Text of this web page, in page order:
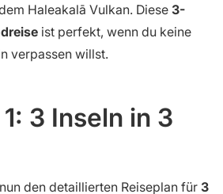
Haleakalā Vulkan. Diese 3-
ist perfekt, wenn du keine
verpassen willst.
3 Inseln in 3
den detaillierten Reiseplan für 3